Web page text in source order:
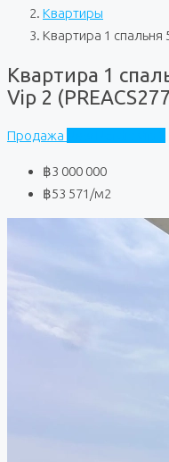
Квартиры
Квартира 1 спальня
Квартира 1
Vip 2
Продажа
฿3 000 000
฿53 571 /м2